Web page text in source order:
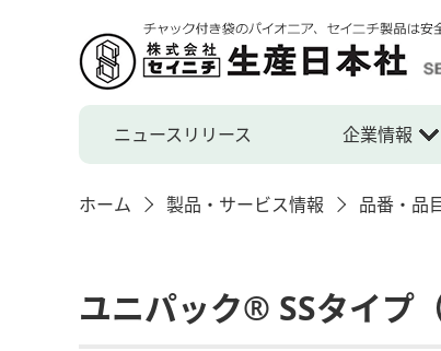
ニュースリリース 企業情報
ホーム 製品・サービス情報 品番・品
ユニパック® SSタイプ